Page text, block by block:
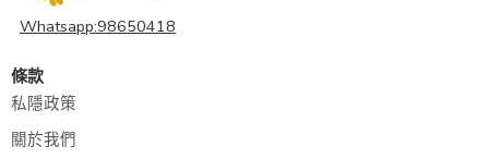
Whatsapp:98650418
條款
私隱政策
關於我們